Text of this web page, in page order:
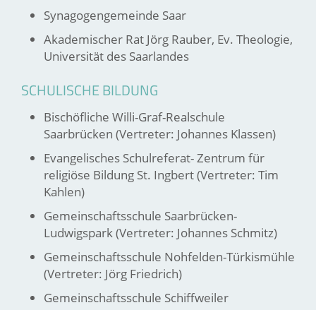
Synagogengemeinde Saar
Akademischer Rat Jörg Rauber, Ev. Theologie,
Universität des Saarlandes
SCHULISCHE BILDUNG
Bischöfliche Willi-Graf-Realschule
Saarbrücken (Vertreter: Johannes Klassen)
Evangelisches Schulreferat- Zentrum für
religiöse Bildung St. Ingbert (Vertreter: Tim
Kahlen)
Gemeinschaftsschule Saarbrücken-
Ludwigspark (Vertreter: Johannes Schmitz)
Gemeinschaftsschule Nohfelden-Türkismühle
(Vertreter: Jörg Friedrich)
Gemeinschaftsschule Schiffweiler